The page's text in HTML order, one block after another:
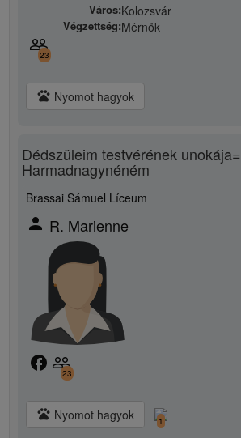
Város:Kolozsvár
Végzettség:Mérnök
people_outline
23
pets Nyomot hagyok
Dédszüleim testvérének unokája=
Harmadnagynéném
Brassai Sámuel Líceum
person R. Marienne
facebook people_outline
23
pets Nyomot hagyok 1